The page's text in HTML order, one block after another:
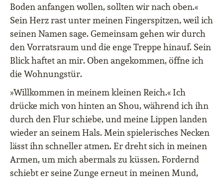
Boden anfangen wollen, sollten wir nach oben.«
Sein Herz rast unter meinen Fingerspitzen, weil ich
seinen Namen sage. Gemeinsam gehen wir durch
den Vorratsraum und die enge Treppe hinauf. Sein
Blick haftet an mir. Oben angekommen, öffne ich
die Wohnungstür.
»Willkommen in meinem kleinen Reich.« Ich
drücke mich von hinten an Shou, während ich ihn
durch den Flur schiebe, und meine Lippen landen
wieder an seinem Hals. Mein spielerisches Necken
lässt ihn schneller atmen. Er dreht sich in meinen
Armen, um mich abermals zu küssen. Fordernd
schiebt er seine Zunge erneut in meinen Mund,